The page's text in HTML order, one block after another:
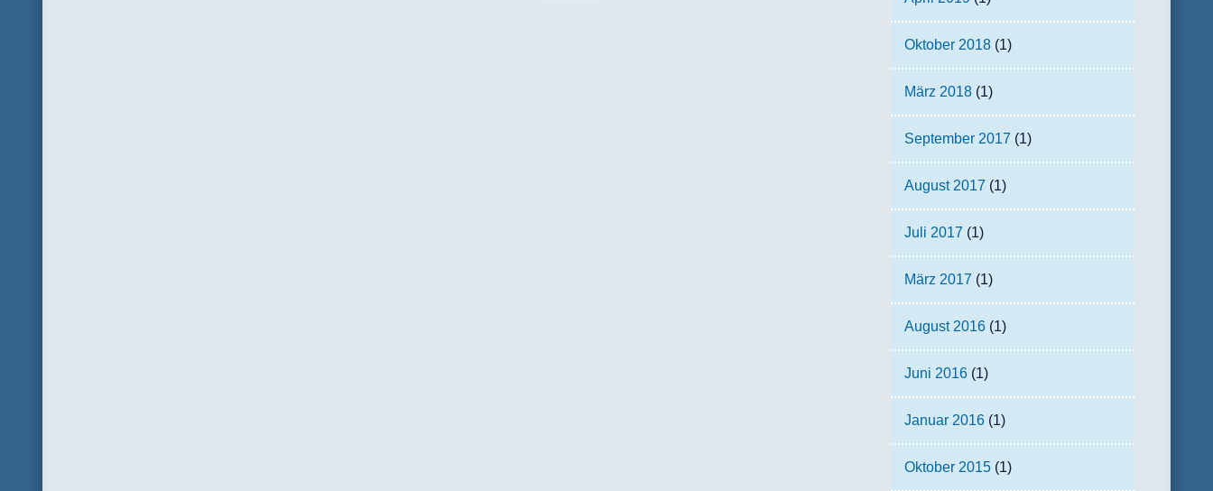
Oktober 2018 (1)
März 2018 (1)
September 2017 (1)
August 2017 (1)
Juli 2017 (1)
März 2017 (1)
August 2016 (1)
Juni 2016 (1)
Januar 2016 (1)
Oktober 2015 (1)